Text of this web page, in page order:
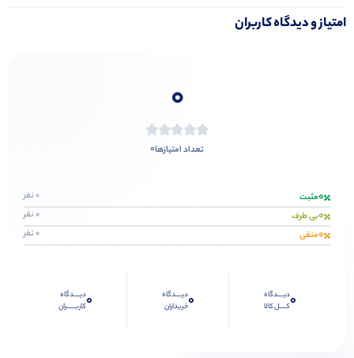
امتیاز و دیدگاه کاربران
0
تعداد امتیازها0
0مثبت 0 نفر
0بی طرف 0 نفر
0منفی 0 نفر
0دیــــدگاه
کــــل کالا
0دیــــدگاه
خریداران
0دیــــدگاه
کاربـــــران